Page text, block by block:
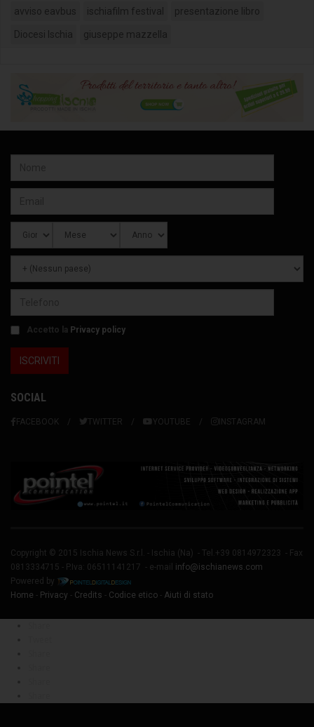
avviso eavbus ischiafilm festival presentazione libro
Diocesi Ischia giuseppe mazzella
Accetto la Privacy policy
SOCIAL
FACEBOOK TWITTER YOUTUBE INSTAGRAM
Copyright © 2015 Ischia News S.r.l. - Ischia (Na) - Tel.+39 0814972323 - Fax
0813334715 - P.Iva: 06511141217 - e-mail info@ischianews.com
Powered by
Home - Privacy - Credits - Codice etico - Aiuti di stato